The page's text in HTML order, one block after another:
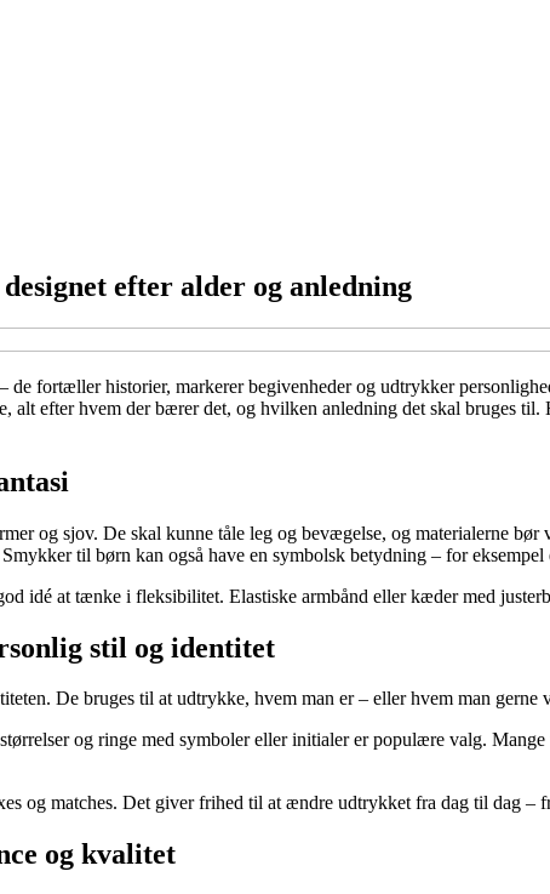
efter alder og anledning
fortæller historier, markerer begivenheder og udtrykker
alt efter hvem der bærer det, og hvilken anledning det skal bruges
og sjov. De skal kunne tåle leg og bevægelse, og materialerne
til børn kan også have en symbolsk betydning – for
idé at tænke i fleksibilitet. Elastiske armbånd eller kæder med
stil og identitet
De bruges til at udtrykke, hvem man er – eller hvem man
og ringe med symboler eller initialer er populære valg.
og matches. Det giver frihed til at ændre udtrykket fra dag til dag –
og kvalitet